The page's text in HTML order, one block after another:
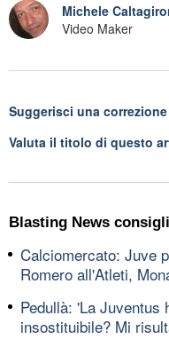
Michele
Video Maker
Suggerisci una correzione
Valuta il titolo di questo
Blasting News
Calciomercato: Juve
Romero all'Atleti,
Pedullà: 'La Juventus
insostituibile? Mi